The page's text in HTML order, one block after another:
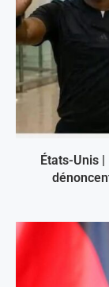
États-Unis